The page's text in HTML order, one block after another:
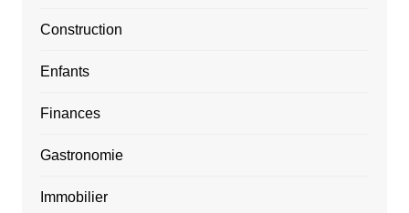
Construction
Enfants
Finances
Gastronomie
Immobilier